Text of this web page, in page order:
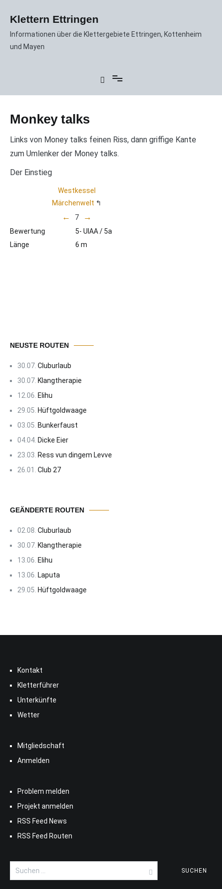
Inhalt
springen
Klettern Ettringen
Informationen über die Klettergebiete Ettringen, Kottenheim
und Mayen
Monkey talks
Links von Money talks feinen Riss, dann griffige Kante
zum Umlenker der Money talks.
Der Einstieg
Westkessel
Märchenwelt
← 7 →
Bewertung
5- UIAA / 5a
Länge
6 m
NEUSTE ROUTEN
30.07. Cluburlaub
30.07. Klangtherapie
12.06. Elihu
29.05. Hüftgoldwaage
03.05. Bunkerfaust
04.04. Dicke Eier
23.03. Ress vun dingem Levve
26.01. Club 27
GEÄNDERTE ROUTEN
02.08. Cluburlaub
30.07. Klangtherapie
13.06. Elihu
13.06. Laputa
29.05. Hüftgoldwaage
Kontakt
Kletterführer
Unterkünfte
Wetter
Mitgliedschaft
Anmelden
Problem melden
Projekt anmelden
RSS Feed News
RSS Feed Routen
Suchen
nach: